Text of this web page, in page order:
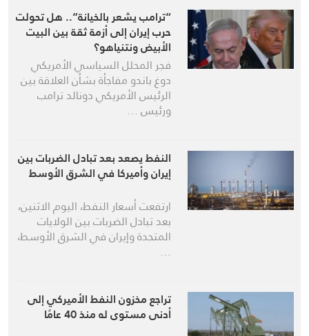
“ترامب يشعر بالخيانة”.. هل تحولت
حرب إيران إلى أزمة ثقة بين البيت
الأبيض ونتنياهو؟
فجر المحلل السياسي الأمريكي
دوغ باندو مفاجأة بشأن العلاقة بين
الرئيس الأمريكي دونالد ترامب
النفط يصعد بعد تبادل الضربات بين
إيران وأميركا في الشرق الأوسط
ارتفعت أسعار النفط، اليوم الاثنين،
بعد تبادل ‌الضربات بين الولايات
المتحدة وإيران في الشرق الأوسط،
تراجع مخزون النفط الأميركي إلى
أدنى مستوى له منذ 40 عامًا